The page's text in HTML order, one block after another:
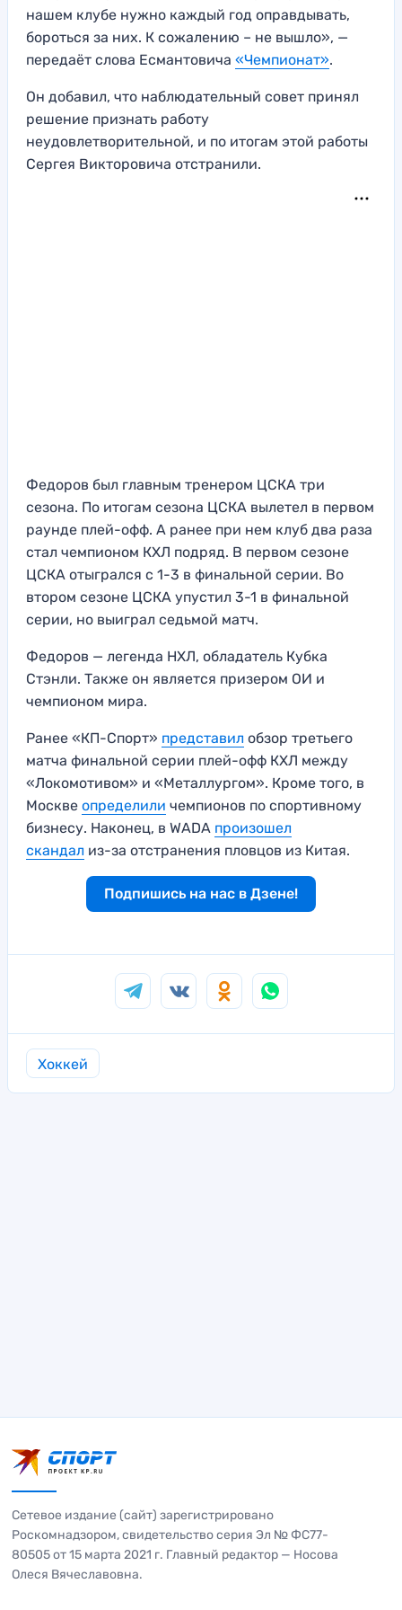
нашем клубе нужно каждый год оправдывать,
бороться за них. К сожалению – не вышло», —
передаёт слова Есмантовича «Чемпионат».
Он добавил, что наблюдательный совет принял
решение признать работу
неудовлетворительной, и по итогам этой работы
Сергея Викторовича отстранили.
Федоров был главным тренером ЦСКА три
сезона. По итогам сезона ЦСКА вылетел в первом
раунде плей-офф. А ранее при нем клуб два раза
стал чемпионом КХЛ подряд. В первом сезоне
ЦСКА отыгрался с 1-3 в финальной серии. Во
втором сезоне ЦСКА упустил 3-1 в финальной
серии, но выиграл седьмой матч.
Федоров — легенда НХЛ, обладатель Кубка
Стэнли. Также он является призером ОИ и
чемпионом мира.
Ранее «КП-Спорт» представил обзор третьего
матча финальной серии плей-офф КХЛ между
«Локомотивом» и «Металлургом». Кроме того, в
Москве определили чемпионов по спортивному
бизнесу. Наконец, в WADA произошел
скандал из-за отстранения пловцов из Китая.
Подпишись на нас в Дзене!
Хоккей
Сетевое издание (сайт) зарегистрировано
Роскомнадзором, свидетельство серия Эл № ФС77-
80505 от 15 марта 2021 г. Главный редактор — Носова
Олеся Вячеславовна.